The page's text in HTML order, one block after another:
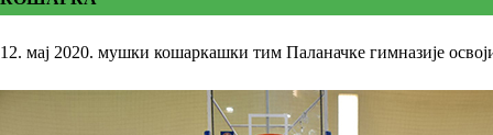
12. мај 2020. мушки кошаркашки тим Паланачке гимназије